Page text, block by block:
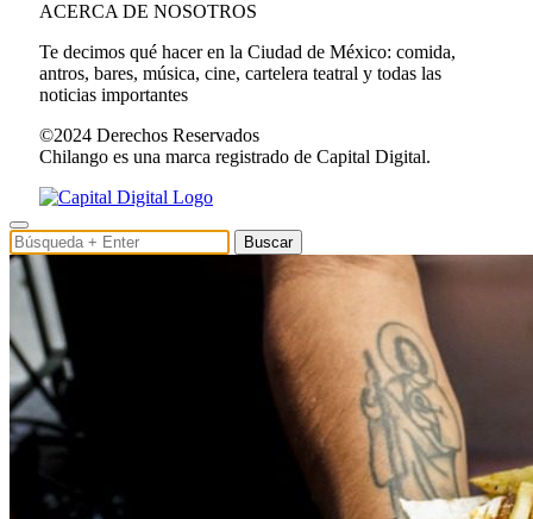
ACERCA DE NOSOTROS
Te decimos qué hacer en la Ciudad de México: comida,
antros, bares, música, cine, cartelera teatral y todas las
noticias importantes
©2024 Derechos Reservados
Chilango es una marca registrado de Capital Digital.
Buscar